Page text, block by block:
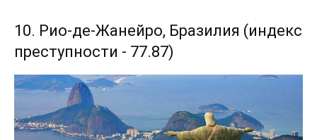
10. Рио-де-Жанейро, Бразилия (индекс
преступности - 77.87)